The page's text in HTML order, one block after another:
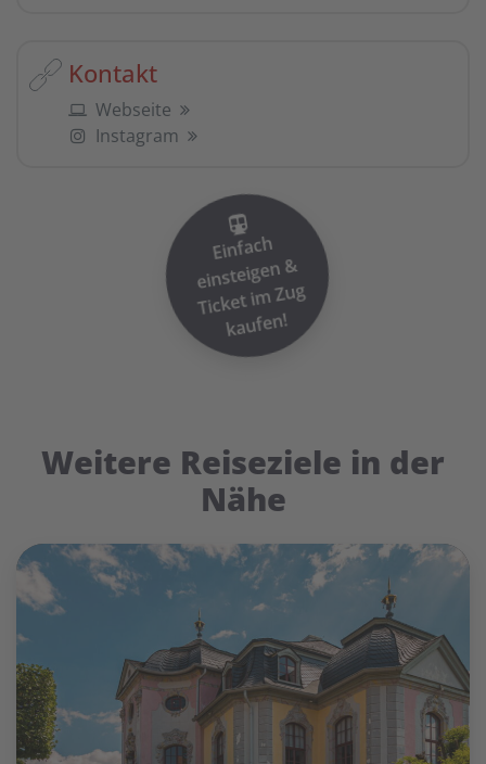
Kontakt
Webseite
Instagram
Einfach
einsteigen
&
Ticket i
m Zug
kaufen!
Weitere Reiseziele in der
Nähe